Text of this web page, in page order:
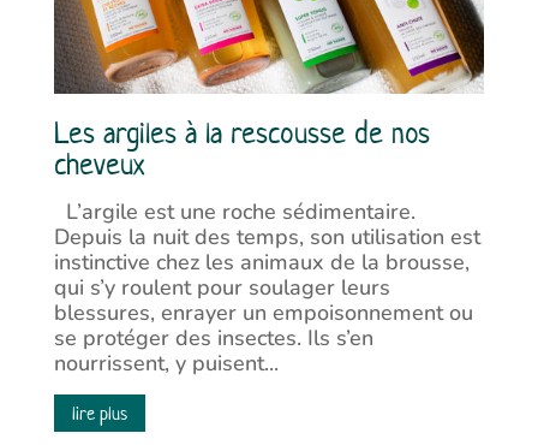
Les argiles à la rescousse de nos
cheveux
L’argile est une roche sédimentaire.
Depuis la nuit des temps, son utilisation est
instinctive chez les animaux de la brousse,
qui s’y roulent pour soulager leurs
blessures, enrayer un empoisonnement ou
se protéger des insectes. Ils s’en
nourrissent, y puisent...
lire plus